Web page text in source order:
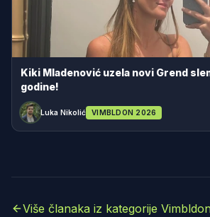
Kiki Mladenović uzela novi Grend
godine!
Luka Nikolić VIMBLDON 2026
Više članaka iz kategorije